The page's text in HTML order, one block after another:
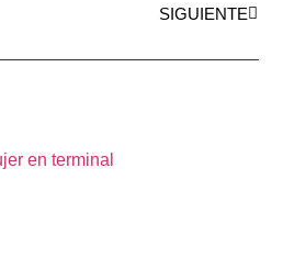
SIGUIENTE